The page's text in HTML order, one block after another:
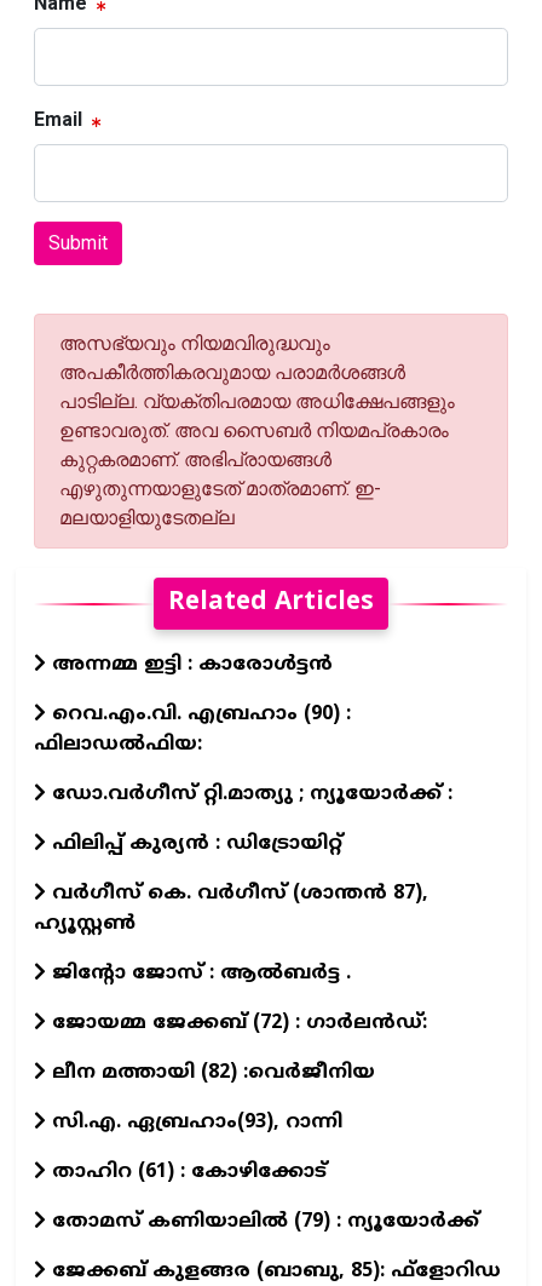
Email
Submit
അസഭ്യവും നിയമവിരുദ്ധവും
അപകീര്‍ത്തികരവുമായ പരാമര്‍ശങ്ങള്‍
പാടില്ല. വ്യക്തിപരമായ അധിക്ഷേപങ്ങളും
ഉണ്ടാവരുത്. അവ സൈബര്‍ നിയമപ്രകാരം
കുറ്റകരമാണ്. അഭിപ്രായങ്ങള്‍
എഴുതുന്നയാളുടേത് മാത്രമാണ്. ഇ-
മലയാളിയുടേതല്ല
Related Articles
അന്നമ്മ ഇട്ടി : കാരോൾട്ടൻ
റെവ.എം.വി. എബ്രഹാം (90) :
ഫിലാഡൽഫിയ:
ഡോ.വര്‍ഗീസ് റ്റി.മാത്യു ; ന്യൂയോര്‍ക്ക് :
ഫിലിപ്പ് കുര്യൻ : ഡിട്രോയിറ്റ്
വർഗീസ് കെ. വർഗീസ് (ശാന്തൻ 87),
ഹ്യൂസ്റ്റൺ
ജിന്റോ ജോസ് : ആല്‍ബര്‍ട്ട .
ജോയമ്മ ജേക്കബ് (72) : ഗാര്‍ലന്‍ഡ്:
ലീന മത്തായി (82) :വെർജീനിയ
സി.എ. ഏബ്രഹാം(93), റാന്നി
താഹിറ (61) : കോഴിക്കോട്
തോമസ് കണിയാലില്‍ (79) : ന്യൂയോര്‍ക്ക്
ജേക്കബ് കുളങ്ങര (ബാബു, 85): ഫ്‌ളോറിഡ